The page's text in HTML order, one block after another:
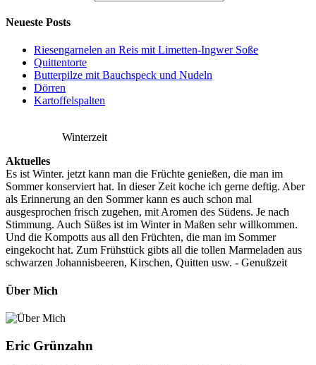
Neueste Posts
Riesengarnelen an Reis mit Limetten-Ingwer Soße
Quittentorte
Butterpilze mit Bauchspeck und Nudeln
Dörren
Kartoffelspalten
Winterzeit
Aktuelles
Es ist Winter. jetzt kann man die Früchte genießen, die man im
Sommer konserviert hat. In dieser Zeit koche ich gerne deftig. Aber
als Erinnerung an den Sommer kann es auch schon mal
ausgesprochen frisch zugehen, mit Aromen des Südens. Je nach
Stimmung. Auch Süßes ist im Winter in Maßen sehr willkommen.
Und die Kompotts aus all den Früchten, die man im Sommer
eingekocht hat. Zum Frühstück gibts all die tollen Marmeladen aus
schwarzen Johannisbeeren, Kirschen, Quitten usw. - Genußzeit
Über Mich
Eric Grünzahn